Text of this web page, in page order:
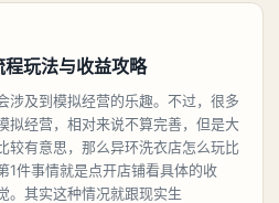
玩法与收益攻略
涉及到模拟经营的乐趣。不过，很多
拟经营，相对来说不算完善，但是大
较有意思，那么异环洗衣店怎么玩比
1件事情就是点开店铺看具体的收
。其实这种情况就跟现实生